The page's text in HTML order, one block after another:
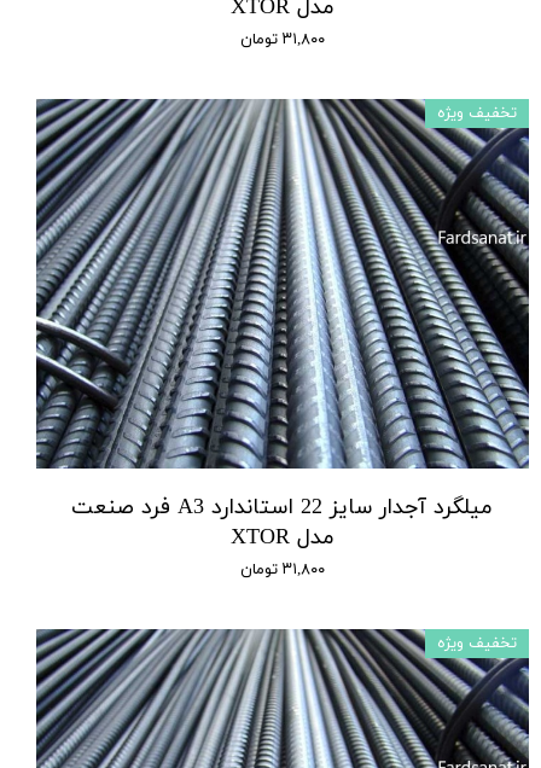
مدل XTOR
۳۱,۸۰۰ تومان
میلگرد آجدار سایز 22 استاندارد A3 فرد صنعت
مدل XTOR
۳۱,۸۰۰ تومان
تخفیف ویژه
تخفیف ویژه